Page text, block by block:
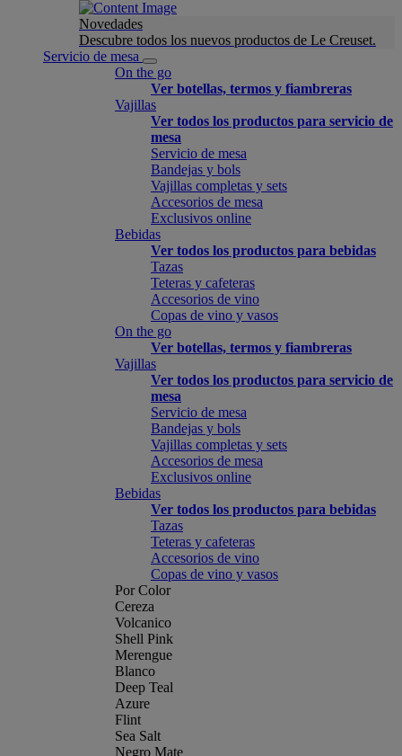
Novedades
Descubre todos los nuevos productos de Le Creuset.
Servicio de mesa
On the go
Ver botellas, termos y fiambreras
Vajillas
Ver todos los productos para servicio de
mesa
Servicio de mesa
Bandejas y bols
Vajillas completas y sets
Accesorios de mesa
Exclusivos online
Bebidas
Ver todos los productos para bebidas
Tazas
Teteras y cafeteras
Accesorios de vino
Copas de vino y vasos
On the go
Ver botellas, termos y fiambreras
Vajillas
Ver todos los productos para servicio de
mesa
Servicio de mesa
Bandejas y bols
Vajillas completas y sets
Accesorios de mesa
Exclusivos online
Bebidas
Ver todos los productos para bebidas
Tazas
Teteras y cafeteras
Accesorios de vino
Copas de vino y vasos
Por Color
Cereza
Volcanico
Shell Pink
Merengue
Blanco
Deep Teal
Azure
Flint
Sea Salt
Negro Mate